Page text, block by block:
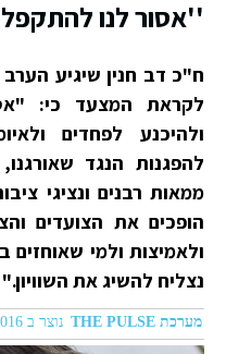
''אסור לנו
ח"כ דב חנין שיגיע
לקראת המצעד כי:
ולהיכנע לפחדים
להפגנות הנגד
ממאות רבנים ונציגי
הופכים את הצועדים
ולאמיצות ולמי
נצליח להשיג את השוויון."
מערכת THE PULSE נוצר ב 21.07.2016 03:07